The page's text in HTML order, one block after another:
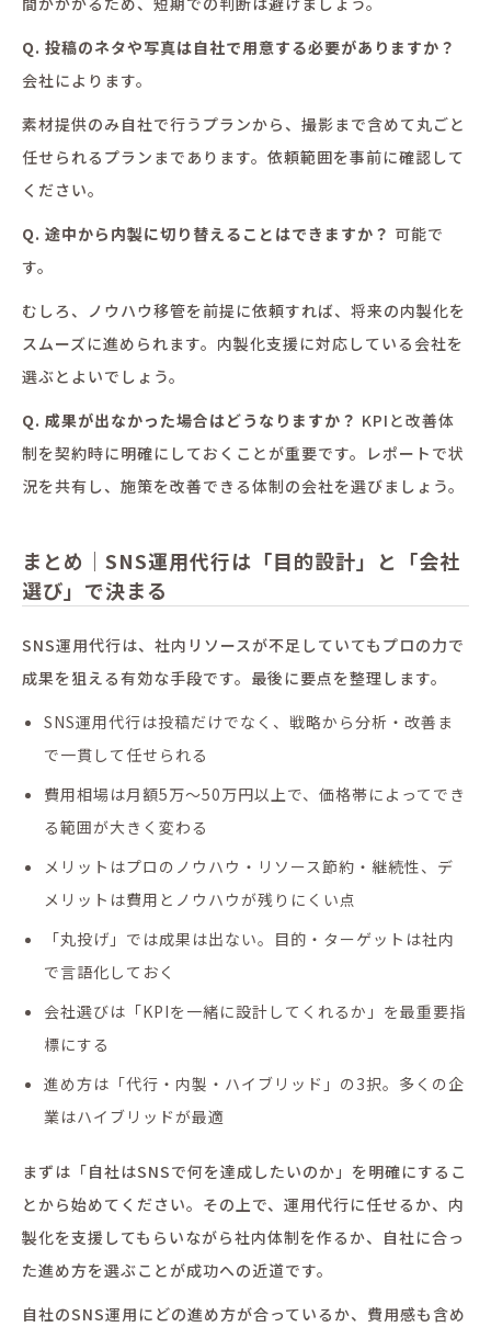
Q. 投稿のネタや写真は自社で用意する必要がありますか？
会社によります。
素材提供のみ自社で行うプランから、撮影まで含めて丸ごと
任せられるプランまであります。依頼範囲を事前に確認して
ください。
Q. 途中から内製に切り替えることはできますか？ 可能で
す。
むしろ、ノウハウ移管を前提に依頼すれば、将来の内製化を
スムーズに進められます。内製化支援に対応している会社を
選ぶとよいでしょう。
Q. 成果が出なかった場合はどうなりますか？ KPIと改善体
制を契約時に明確にしておくことが重要です。レポートで状
況を共有し、施策を改善できる体制の会社を選びましょう。
まとめ｜SNS運用代行は「目的設計」と「会社
選び」で決まる
SNS運用代行は、社内リソースが不足していてもプロの力で
成果を狙える有効な手段です。最後に要点を整理します。
SNS運用代行は投稿だけでなく、戦略から分析・改善ま
で一貫して任せられる
費用相場は月額5万〜50万円以上で、価格帯によってでき
る範囲が大きく変わる
メリットはプロのノウハウ・リソース節約・継続性、デ
メリットは費用とノウハウが残りにくい点
「丸投げ」では成果は出ない。目的・ターゲットは社内
で言語化しておく
会社選びは「KPIを一緒に設計してくれるか」を最重要指
標にする
進め方は「代行・内製・ハイブリッド」の3択。多くの企
業はハイブリッドが最適
まずは「自社はSNSで何を達成したいのか」を明確にするこ
とから始めてください。その上で、運用代行に任せるか、内
製化を支援してもらいながら社内体制を作るか、自社に合っ
た進め方を選ぶことが成功への近道です。
自社のSNS運用にどの進め方が合っているか、費用感も含め